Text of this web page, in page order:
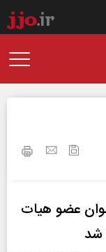
عضو هیات
شد